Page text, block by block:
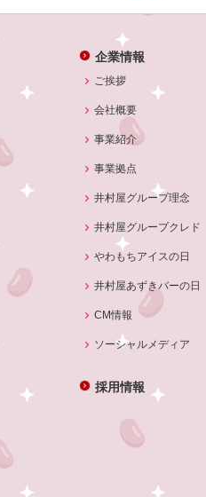
企業情報
ご挨拶
会社概要
事業紹介
事業拠点
井村屋グループ理念
井村屋グループクレド
やわもちアイスの日
井村屋あずきバーの日
CM情報
ソーシャルメディア
採用情報